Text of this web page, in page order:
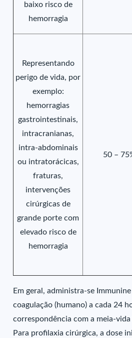
baixo risco de
hemorragia
Representando
perigo de vida, por
exemplo:
hemorragias
gastrointestinais,
intracranianas,
intra-abdominais
ou intratorácicas,
fraturas,
intervenções
cirúrgicas de
grande porte com
elevado risco de
hemorragia
50 –
Em geral, administra-se
coagulação (humano) a cada 24
correspondência com a meia-
Para profilaxia cirúrgica, a dose